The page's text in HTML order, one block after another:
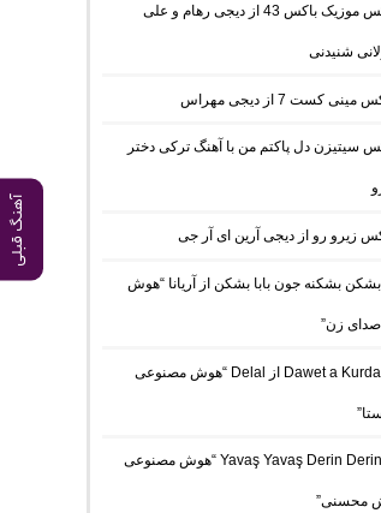
آهنگ قبلی
دانلود ریمیکس موزیک باکس 43 از دیجی رهام و علی
شنیدنی
کست 7 از دیجی مهراس
سیتیزن دل پاکتم من با آهنگ ترکی دختر
زیرو رو از دیجی آرین ای آر جی
بشکن بشکنه جون بابا بشکن از آریانا “هوش
زن”
دانلود آهنگ Dawet a Kurda از Delal “هوش مصنوعی
دانلود آهنگ Yavaş Yavaş Derin Derin “هوش مصنوعی
محسنی”